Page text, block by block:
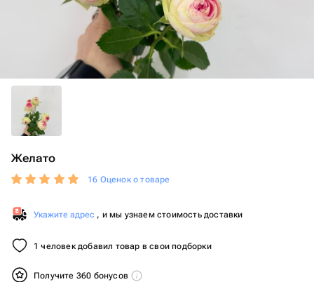
Желато
16 Оценок о товаре
Укажите адрес , и мы узнаем стоимость доставки
1 человек добавил товар в свои подборки
Получите 360 бонусов